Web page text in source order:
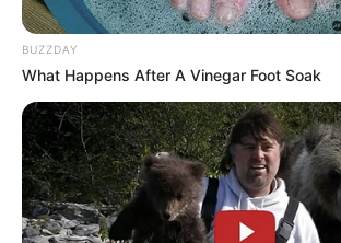
Daniella
de 'Barbie':
FAMOSOS
BUZZDAY
What Happens After A Vinegar Foot Soak